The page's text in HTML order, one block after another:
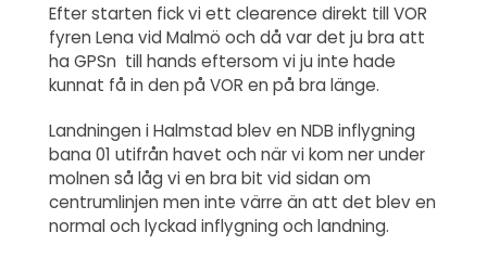
Efter starten fick vi ett clearence direkt till VOR
fyren Lena vid Malmö och då var det ju bra att
ha GPSn till hands eftersom vi ju inte hade
kunnat få in den på VOR en på bra länge.
Landningen i Halmstad blev en NDB inflygning
bana 01 utifrån havet och när vi kom ner under
molnen så låg vi en bra bit vid sidan om
centrumlinjen men inte värre än att det blev en
normal och lyckad inflygning och landning.